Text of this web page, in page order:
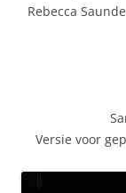
Rebecca
Versie voor